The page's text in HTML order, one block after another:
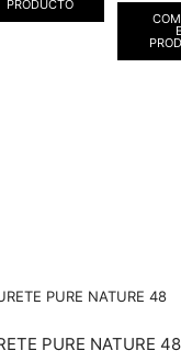
PRODUCTO
PURE NATURE 48